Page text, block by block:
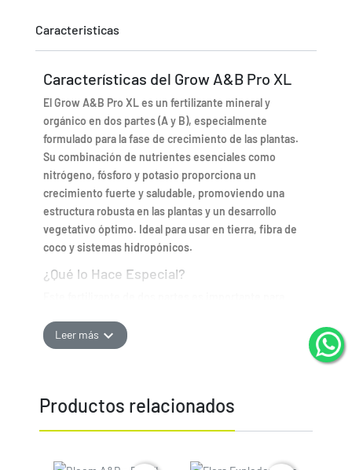
Caracteristicas
Características del Grow A&B Pro XL
El Grow A&B Pro XL es un fertilizante mineral y
orgánico en dos partes (A y B), especialmente
formulado para la fase de crecimiento de las plantas.
Su combinación de nutrientes esenciales como
nitrógeno, fósforo y potasio proporciona un
crecimiento fuerte y saludable, promoviendo una
estructura robusta en las plantas y un desarrollo
vegetativo óptimo. Ideal para usar en tierra, fibra de
coco y sistemas hidropónicos.
¿Qué lo Hace Especial?
Fórmula equilibrada:
Estimula el desarrollo vegetativo:
concentración de nitrógeno favorece el crecimiento
de tallos fuertes y hojas verdes.
Leer más expand_more
Productos relacionados